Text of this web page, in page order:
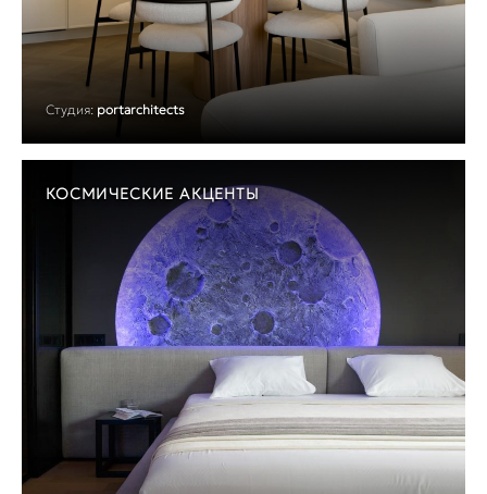
Студия: portarchitects
КОСМИЧЕСКИЕ АКЦЕНТЫ